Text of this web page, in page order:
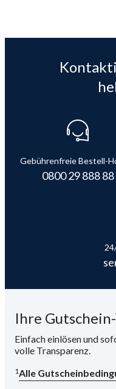
Gebührenfreie Bestell-
0800 29 888 88
Ihre
Einfach einlösen und
volle Transparenz.
1Alle